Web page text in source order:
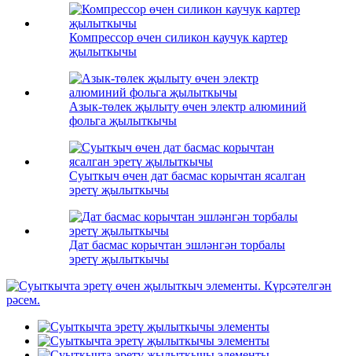
Компрессор өчен силикон каучук картер
җылыткычы
Азык-төлек җылыту өчен электр алюминий
фольга җылыткычы
Суыткыч өчен дат басмас корычтан ясалган
эретү җылыткычы
Дат басмас корычтан эшләнгән торбалы
эретү җылыткычы